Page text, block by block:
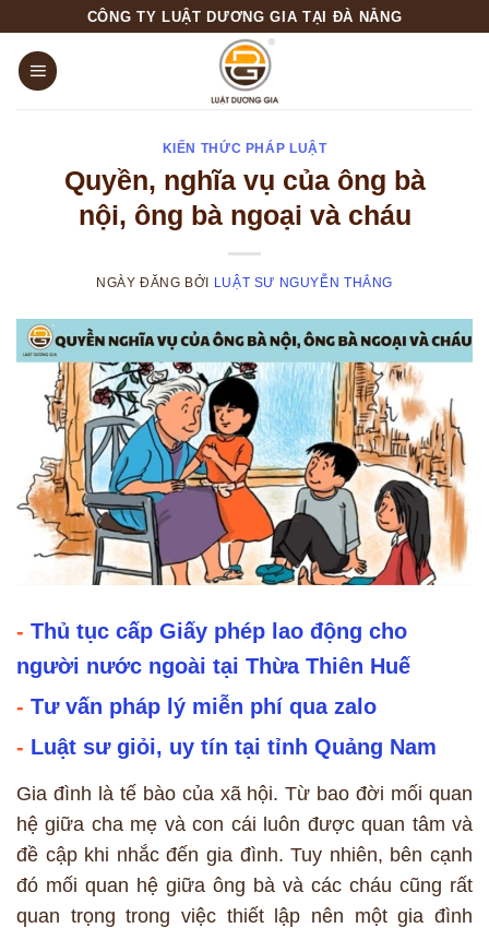
content
CÔNG TY LUẬT DƯƠNG GIA TẠI ĐÀ NẴNG
KIẾN THỨC PHÁP LUẬT
Quyền, nghĩa vụ của ông bà
nội, ông bà ngoại và cháu
NGÀY ĐĂNG BỞI LUẬT SƯ NGUYỄN THẮNG
- Thủ tục cấp Giấy phép lao động cho
người nước ngoài tại Thừa Thiên Huế
- Tư vấn pháp lý miễn phí qua zalo
- Luật sư giỏi, uy tín tại tỉnh Quảng Nam
Gia đình là tế bào của xã hội. Từ bao đời mối quan
hệ giữa cha mẹ và con cái luôn được quan tâm và
đề cập khi nhắc đến gia đình. Tuy nhiên, bên cạnh
đó mối quan hệ giữa ông bà và các cháu cũng rất
quan trọng trong việc thiết lập nên một gia đình